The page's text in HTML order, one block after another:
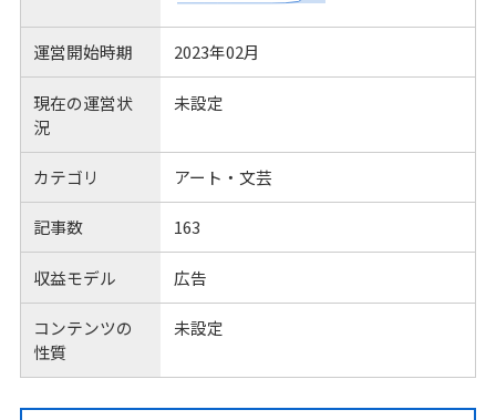
運営開始時期 2023年02月
現在の運営状
況
未設定
カテゴリ アート・文芸
記事数 163
収益モデル 広告
コンテンツの
性質
未設定